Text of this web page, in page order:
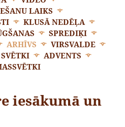
LAIKS
KLUSĀ NEDĒĻA
SPREDIĶI
ARHĪVS
VIRSVALDE
ADVENTS
iesākumā un